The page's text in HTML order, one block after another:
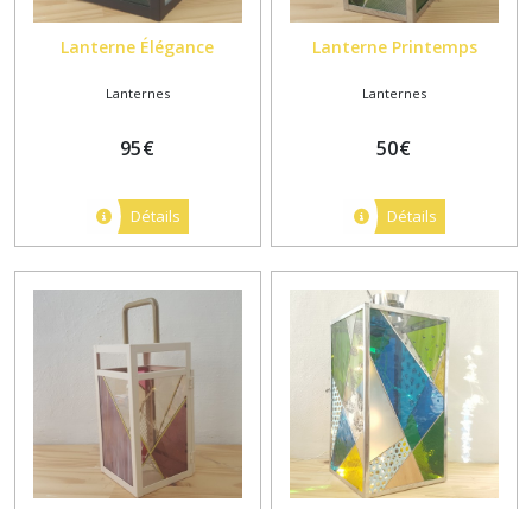
Lanterne Élégance
Lanternes
95€
Détails
Lanterne Printemps
Lanternes
50€
Détails